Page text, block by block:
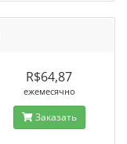
R$64,87
ежемесячно
Заказать